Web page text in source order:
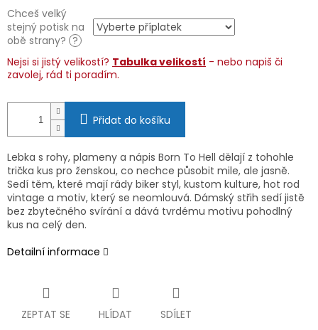
Chceš velký
stejný potisk na
obě strany? ?
Nejsi si jistý velikostí? Tabulka velikostí - nebo napiš či
zavolej, rád ti poradím.
Přidat do košíku
Lebka s rohy, plameny a nápis Born To Hell dělají z tohohle
trička kus pro ženskou, co nechce působit mile, ale jasně.
Sedí těm, které mají rády biker styl, kustom kulture, hot rod
vintage a motiv, který se neomlouvá. Dámský střih sedí jistě
bez zbytečného svírání a dává tvrdému motivu pohodlný
kus na celý den.
Detailní informace
ZEPTAT SE HLÍDAT SDÍLET